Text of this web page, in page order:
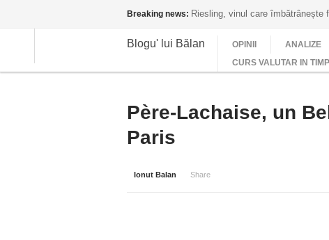
Breaking news: Riesling, vinul care îmbătrânește
Blogu' lui Bălan OPINII ANALIZE
CURS VALUTAR IN
Père-Lachaise, un
Paris
Ionut Balan Share